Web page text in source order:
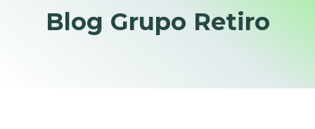
Blog Grupo Retiro